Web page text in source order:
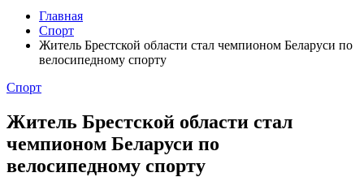
Главная
Спорт
Житель Брестской области стал чемпионом Беларуси по
велосипедному спорту
Спорт
Житель Брестской области стал
чемпионом Беларуси по
велосипедному спорту